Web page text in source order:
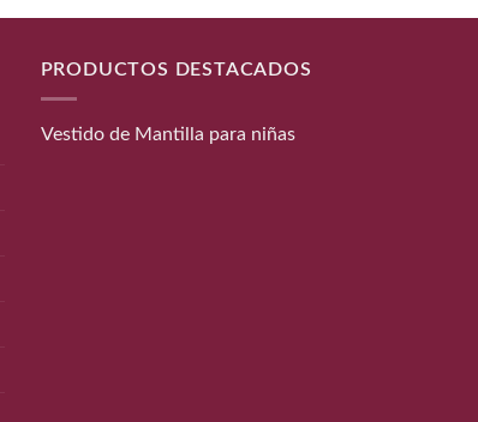
PRODUCTOS DESTACADOS
Vestido de Mantilla para niñas